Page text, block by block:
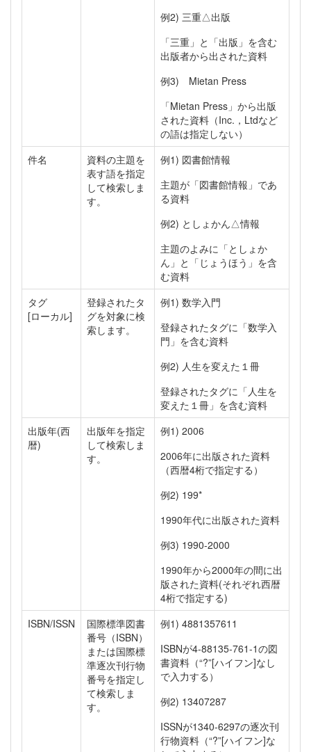
例2) 三重△出版
「三重」と「出版」を含む
出版者から出された資料
例3) Mietan Press
「Mietan Press」から出版
された資料（Inc.，Ltdなど
の語は指定しない）
件名
資料の主題を
表す語を指定
して検索しま
す。
例1) 図書館情報
主題が「図書館情報」であ
る資料
例2) としょかん△情報
主題のよみに「としょか
ん」と「じょうほう」を含
む資料
タグ
[ローカル]
登録されたタ
グを対象に検
索します。
例1) 数学入門
登録されたタグに「数学入
門」を含む資料
例2) 人生を変えた１冊
登録されたタグに「人生を
変えた１冊」を含む資料
出版年(西
暦)
出版年を指定
して検索しま
す。
例1) 2006
2006年に出版された資料
（西暦4桁で指定する）
例2) 199*
1990年代に出版された資料
例3) 1990-2000
1990年から2000年の間に出
版された資料(それぞれ西暦
4桁で指定する)
ISBN/ISSN
国際標準図書
番号（ISBN）
または国際標
準逐次刊行物
番号を指定し
て検索しま
す。
例1) 4881357611
ISBNが4-88135-761-1の図
書資料（“?”[ハイフン]なし
で入力する）
例2) 13407287
ISSNが1340-6297の逐次刊
行物資料（“?”[ハイフン]な